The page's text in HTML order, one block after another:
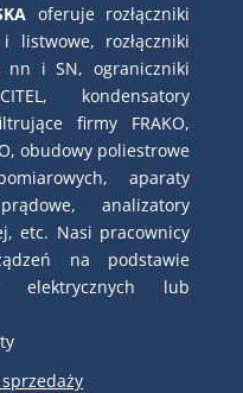
oferuje rozłączniki
listwowe, rozłączniki
nn i SN, ograniczniki
kondensatory
firmy FRAKO,
obudowy poliestrowe
aparaty
analizatory
etc. Nasi pracownicy
na podstawie
elektrycznych lub